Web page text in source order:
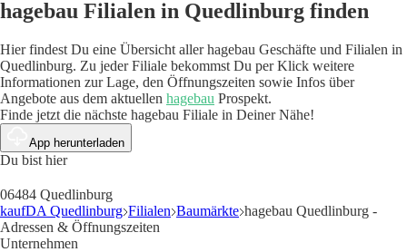
hagebau Filialen in Quedlinburg finden
Hier findest Du eine Übersicht aller hagebau Geschäfte und Filialen in
Quedlinburg. Zu jeder Filiale bekommst Du per Klick weitere
Informationen zur Lage, den Öffnungszeiten sowie Infos über
Angebote aus dem aktuellen hagebau Prospekt.
Finde jetzt die nächste hagebau Filiale in Deiner Nähe!
App herunterladen
Du bist hier
06484 Quedlinburg
kaufDA Quedlinburg Filialen Baumärkte hagebau Quedlinburg -
Adressen & Öffnungszeiten
Unternehmen